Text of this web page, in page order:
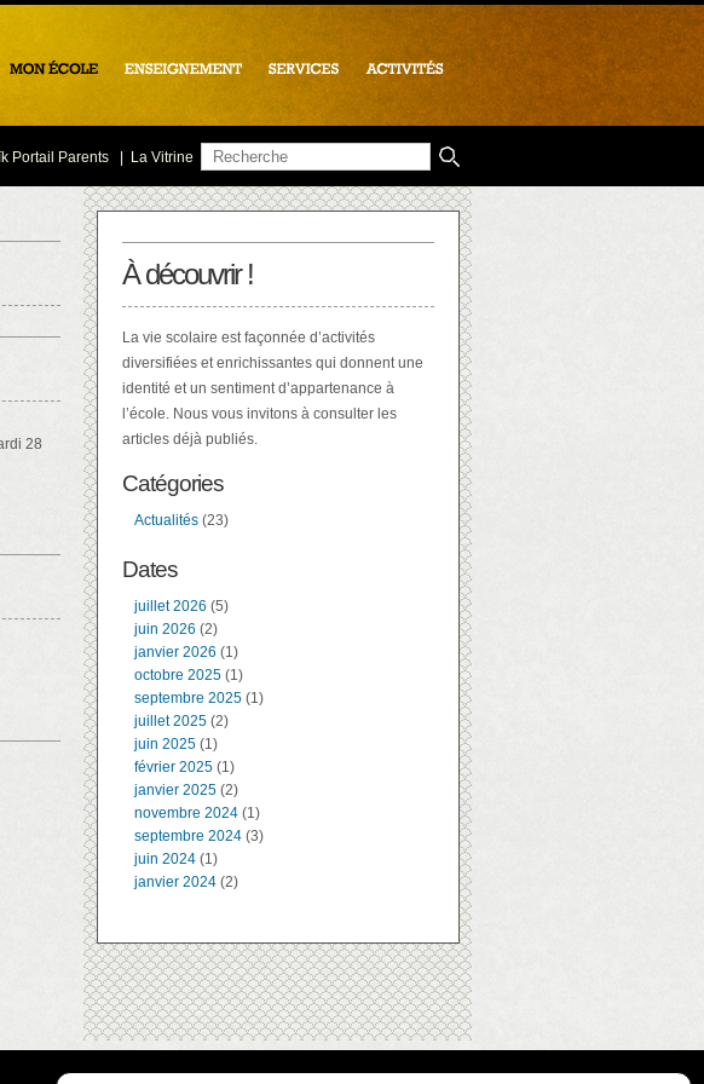
Portail Parents La Vitrine
28
À découvrir !
La vie scolaire est façonnée d’activités
diversifiées et enrichissantes qui donnent une
identité et un sentiment d’appartenance à
l’école. Nous vous invitons à consulter les
articles déjà publiés.
Catégories
Actualités (23)
Dates
juillet 2026 (5)
juin 2026 (2)
janvier 2026 (1)
octobre 2025 (1)
septembre 2025 (1)
juillet 2025 (2)
juin 2025 (1)
février 2025 (1)
janvier 2025 (2)
novembre 2024 (1)
septembre 2024 (3)
juin 2024 (1)
janvier 2024 (2)